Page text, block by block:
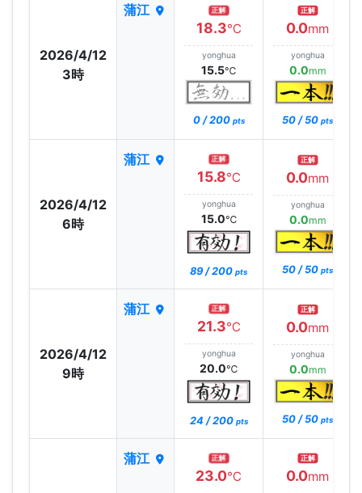
2026/4/12
3時
蒲江 正解
18.3℃
yonghua
15.5℃
0 / 200 pts
正解
0.0mm
yonghua
0.0mm
50 / 50 pts
2026/4/12
6時
蒲江 正解
15.8℃
yonghua
15.0℃
89 / 200 pts
正解
0.0mm
yonghua
0.0mm
50 / 50 pts
2026/4/12
9時
蒲江 正解
21.3℃
yonghua
20.0℃
24 / 200 pts
正解
0.0mm
yonghua
0.0mm
50 / 50 pts
蒲江 正解
23.0℃
正解
0.0mm